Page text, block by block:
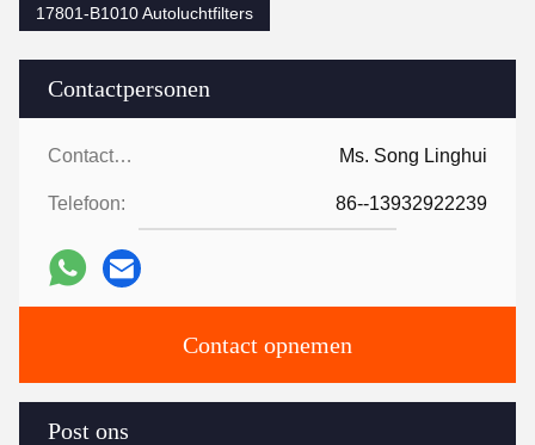
Contactpersonen
Contactpersonen: Ms. Song Linghui
Telefoon: 86--13932922239
Contact opnemen
Post ons
17801-B1010 Autoluchtfilters